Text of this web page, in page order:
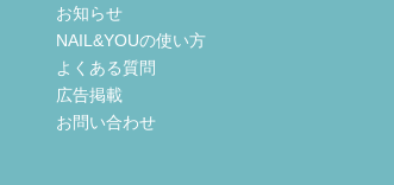
お知らせ
NAIL&YOUの使い方
よくある質問
広告掲載
お問い合わせ